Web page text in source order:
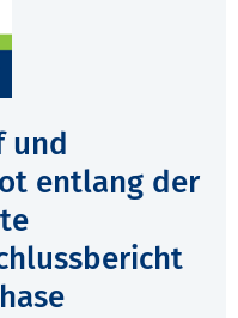
und
entlang der